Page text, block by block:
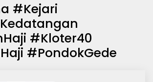
#Kejari
#Kloter40
#PondokGede